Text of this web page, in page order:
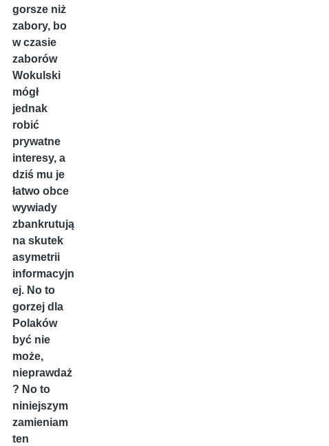
gorsze niż
zabory, bo
w czasie
zaborów
Wokulski
mógł
jednak
robić
prywatne
interesy, a
dziś mu je
łatwo obce
wywiady
zbankrutują
na skutek
asymetrii
informacyjn
ej. No to
gorzej dla
Polaków
być nie
może,
nieprawdaż
? No to
niniejszym
zamieniam
ten